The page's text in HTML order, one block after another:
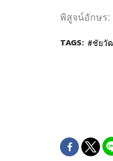
พิสูจน์อักษร:
TAGS: ชัยวั